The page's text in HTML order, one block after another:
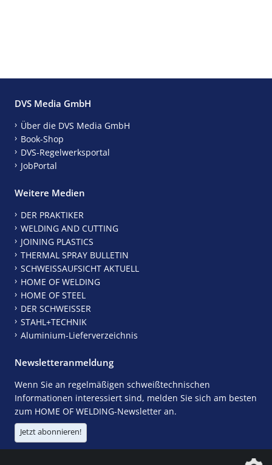
DVS Media GmbH
Über die DVS Media GmbH
Book-Shop
DVS-Regelwerksportal
JobPortal
Weitere Medien
DER PRAKTIKER
WELDING AND CUTTING
JOINING PLASTICS
THERMAL SPRAY BULLETIN
SCHWEISSAUFSICHT AKTUELL
HOME OF WELDING
HOME OF STEEL
DER SCHWEISSER
STAHL+TECHNIK
Aluminium-Lieferverzeichnis
Newsletteranmeldung
Wenn Sie an regelmäßigen schweißtechnischen
Informationen interessiert sind, melden Sie sich am besten
zum HOME OF WELDING-Newsletter an.
Jetzt abonnieren!